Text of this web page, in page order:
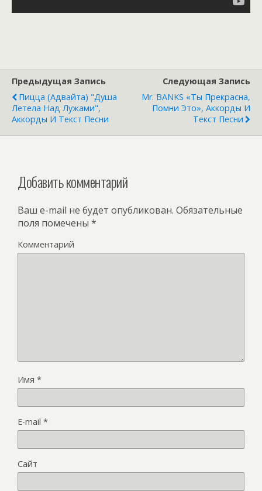
Предыдущая Запись
Пицца (Адвайта) "Душа
Летела Над Лужами",
Аккорды И Текст Песни
Следующая Запись
Mr. BANKS «Ты Прекрасна,
Помни Это», Аккорды И
Текст Песни
Добавить комментарий
Ваш e-mail не будет опубликован. Обязательные
поля помечены *
Комментарий
Имя *
E-mail *
Сайт